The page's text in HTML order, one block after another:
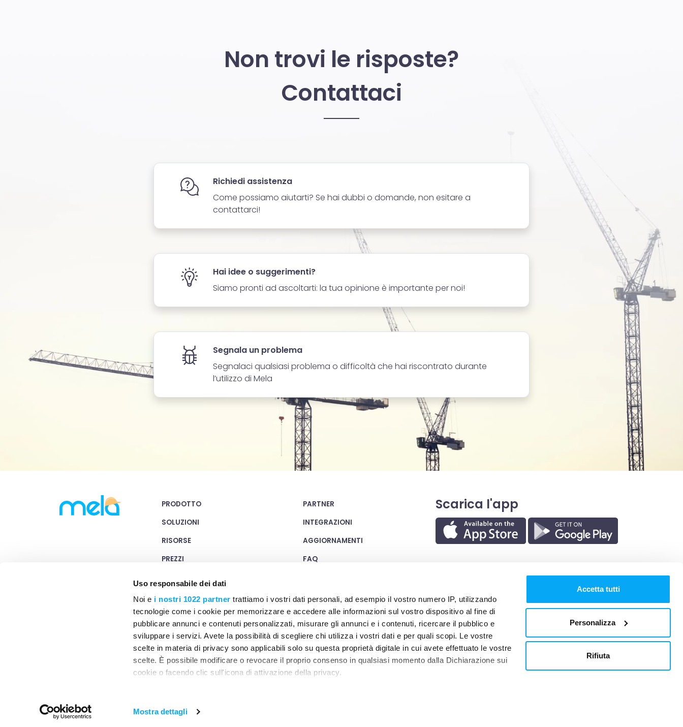
Uso responsabile dei dati
Noi e i nostri 1022 partner trattiamo i vostri dati personali, ad esempio il vostro numero IP, utilizzando
tecnologie come i cookie per memorizzare e accedere alle informazioni sul vostro dispositivo al fine di
pubblicare annunci e contenuti personalizzati, misurare gli annunci e i contenuti, ricercare il pubblico e
sviluppare i servizi. Avete la possibilità di scegliere chi utilizza i vostri dati e per quali scopi. Le vostre
scelte in materia di privacy sono applicabili solo su questa proprietà digitale in cui avete effettuato le vostre
scelte. È possibile modificare o revocare il proprio consenso in qualsiasi momento dalla Dichiarazione sui
cookie o facendo clic sull'icona di attivazione della privacy.
raccogliere informazioni sulla tua posizione geografica, con un'approssimazione di qualche metro,
Mostra dettagli
Accetta tutti
Personalizza
Rifiuta
Non trovi le risposte?
Contattaci
Richiedi assistenza
Come possiamo aiutarti? Se hai dubbi o domande, non esitare a
contattarci!
Hai idee o suggerimenti?
Siamo pronti ad ascoltarti: la tua opinione è importante per noi!
Segnala un problema
Segnalaci qualsiasi problema o difficoltà che hai riscontrato durante
l’utilizzo di Mela
PRODOTTO
SOLUZIONI
RISORSE
PREZZI
CONTATTACI
PARTNER
INTEGRAZIONI
AGGIORNAMENTI
FAQ
PRIVACY POLICY SITO WEB
COOKIE POLICY
SICUREZZA
Scarica l'app